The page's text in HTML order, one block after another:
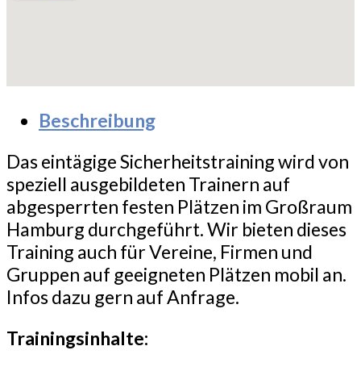
Beschreibung
Das eintägige Sicherheitstraining wird von
speziell ausgebildeten Trainern auf
abgesperrten festen Plätzen im Großraum
Hamburg durchgeführt. Wir bieten dieses
Training auch für Vereine, Firmen und
Gruppen auf geeigneten Plätzen mobil an.
Infos dazu gern auf Anfrage.
Trainingsinhalte: